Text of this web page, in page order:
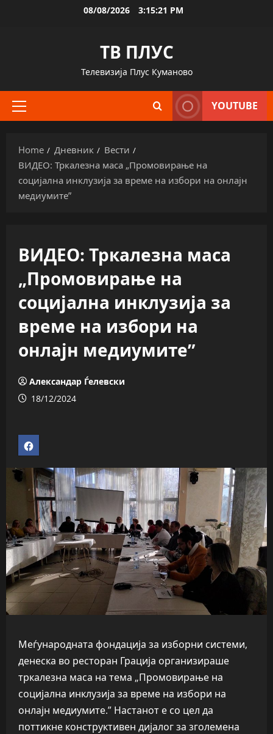
08/08/2026 3:15:22 PM
ТВ ПЛУС
Телевизија Плус Куманово
Primary
YOUTUBE
Home Дневник
Вести
ВИДЕО: Тркалезна маса „Промовирање на
социјална инклузија за време на избори на онлајн
медиумите”
ВИДЕО: Тркалезна маса
„Промовирање на
социјална инклузија за
време на избори на
онлајн медиумите”
Александар Ѓелевски
18/12/2024
Меѓународната фондација за изборни системи,
денеска во ресторан Грација организираше
тркалезна маса на тема „Промовирање на
социјална инклузија за време на избори на
онлајн медиумите.” Настанот е со цел да
поттикне конструктивен дијалог за зголемена